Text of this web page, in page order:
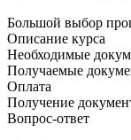
Большой выбор
Описание курса
Необходимые
Получаемые
Оплата
Получение
Вопрос-ответ